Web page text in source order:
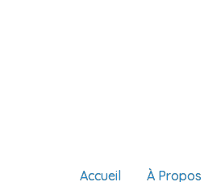
Accueil À Propos